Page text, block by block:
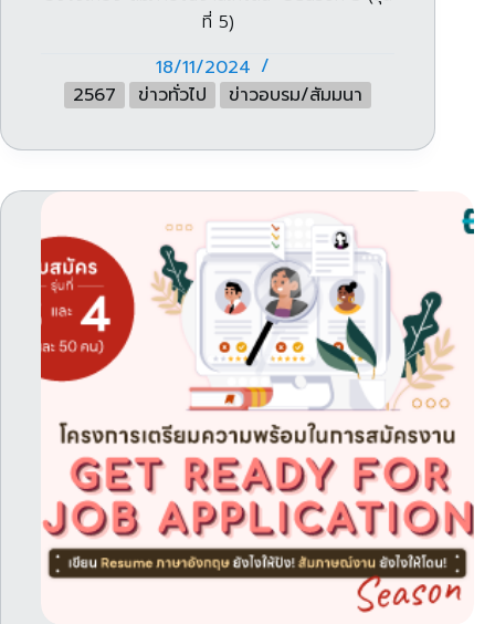
ที่ 5)
18/11/2024
2567
ข่าวทั่วไป ข่าวอบรม/สัมมนา